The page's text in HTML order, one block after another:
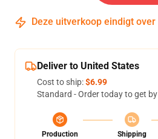
Deze uitverkoop eindigt over
Deliver to United States
Cost to ship:$6.99
Standard - Order today to get by
Production
Shipping